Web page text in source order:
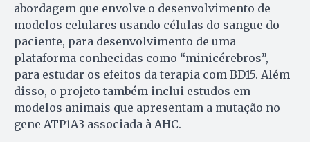
abordagem que envolve o desenvolvimento de
modelos celulares usando células do sangue do
paciente, para desenvolvimento de uma
plataforma conhecidas como “minicérebros”,
para estudar os efeitos da terapia com BD15. Além
disso, o projeto também inclui estudos em
modelos animais que apresentam a mutação no
gene ATP1A3 associada à AHC.